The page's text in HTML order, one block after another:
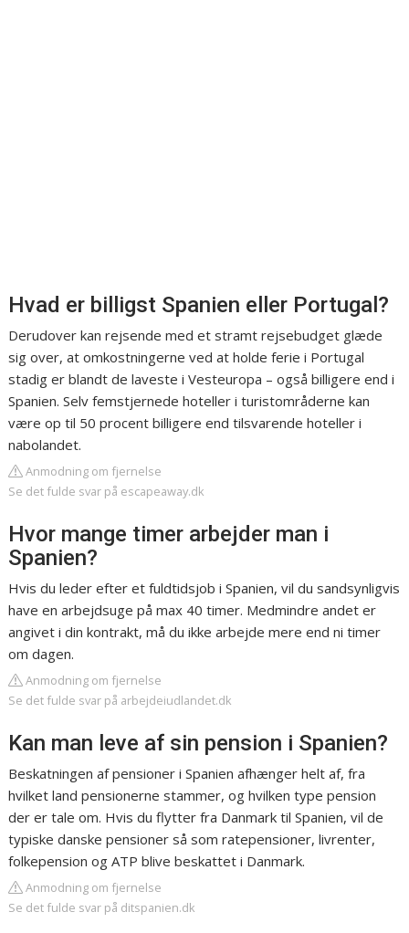
Hvad er billigst Spanien eller Portugal?
Derudover kan rejsende med et stramt rejsebudget glæde
sig over, at omkostningerne ved at holde ferie i Portugal
stadig er blandt de laveste i Vesteuropa – også billigere end i
Spanien. Selv femstjernede hoteller i turistområderne kan
være op til 50 procent billigere end tilsvarende hoteller i
nabolandet.
Anmodning om fjernelse
Se det fulde svar på escapeaway.dk
Hvor mange timer arbejder man i
Spanien?
Hvis du leder efter et fuldtidsjob i Spanien, vil du sandsynligvis
have en arbejdsuge på max 40 timer. Medmindre andet er
angivet i din kontrakt, må du ikke arbejde mere end ni timer
om dagen.
Anmodning om fjernelse
Se det fulde svar på arbejdeiudlandet.dk
Kan man leve af sin pension i Spanien?
Beskatningen af pensioner i Spanien afhænger helt af, fra
hvilket land pensionerne stammer, og hvilken type pension
der er tale om. Hvis du flytter fra Danmark til Spanien, vil de
typiske danske pensioner så som ratepensioner, livrenter,
folkepension og ATP blive beskattet i Danmark.
Anmodning om fjernelse
Se det fulde svar på ditspanien.dk